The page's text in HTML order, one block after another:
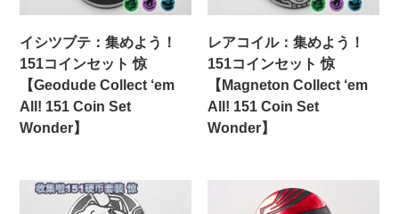
イシツブテ：集めよう！
151コインセット 惊
【Geodude Collect ‘em
All! 151 Coin Set
Wonder】
レアコイル：集めよう！
151コインセット 惊
【Magneton Collect ‘em
All! 151 Coin Set
Wonder】